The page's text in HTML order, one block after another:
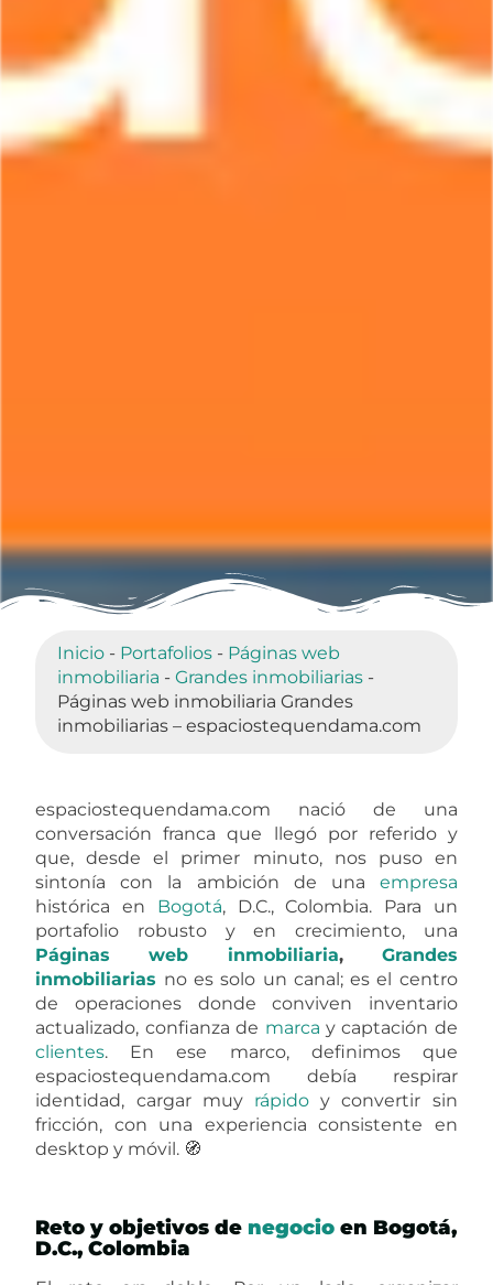
Inicio - Portafolios - Páginas web
inmobiliaria -Grandes inmobiliarias -
Páginas web inmobiliaria Grandes
inmobiliarias – espaciostequendama.com
espaciostequendama.com nació de una
conversación franca que llegó por referido y
que, desde el primer minuto, nos puso en
sintonía con la ambición de una empresa
histórica en Bogotá, D.C., Colombia. Para un
portafolio robusto y en crecimiento, una
Páginas web
inmobiliaria, Grandes
inmobiliarias no es solo un canal; es el centro
de operaciones donde conviven inventario
actualizado, confianza de marca y captación de
clientes. En ese marco, definimos que
espaciostequendama.com debía respirar
identidad, cargar muy rápido y convertir sin
fricción, con una experiencia consistente en
desktop y móvil. 🧭
Reto y objetivos de negocio en Bogotá,
D.C., Colombia